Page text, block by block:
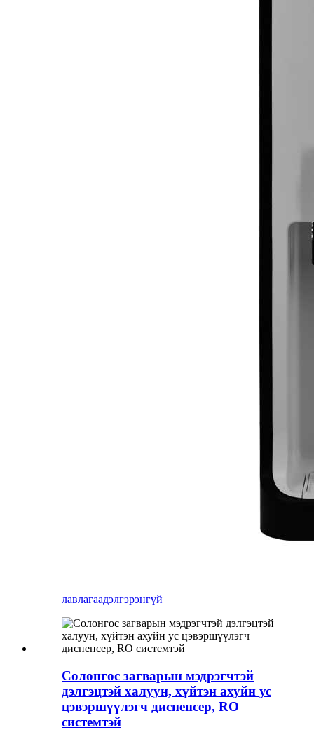
лавлагаадэлгэрэнгүй
Солонгос загварын мэдрэгчтэй
дэлгэцтэй халуун, хүйтэн ахуйн ус
цэвэршүүлэгч диспенсер, RO
системтэй